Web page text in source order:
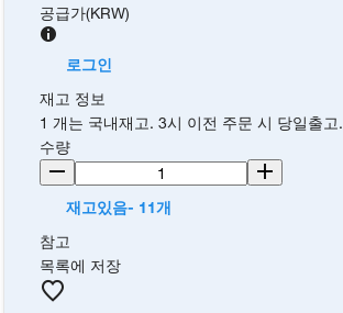
공급가(KRW)
로그인
재고 정보
1 개는 국내재고. 3시 이전 주문 시 당일출고.
수량
재고있음- 11개
참고
목록에 저장